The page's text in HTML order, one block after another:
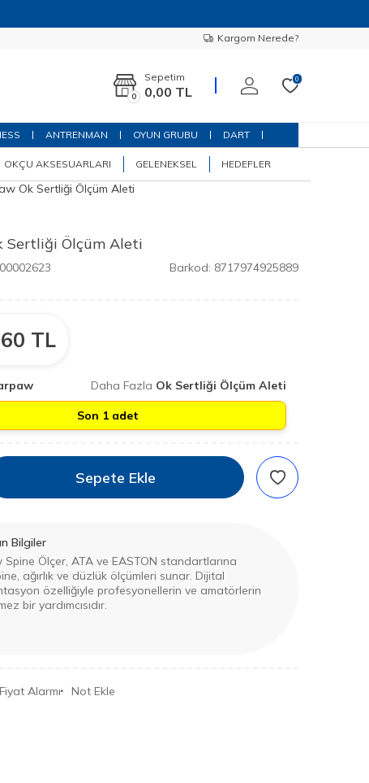
Kargom Nerede?
0
Sepetim
0,00 TL
0
ANTRENMAN OYUN GRUBU DART
OKÇU AKSESUARLARI GELENEKSEL HEDEFLER
Ok Sertliği Ölçüm Aleti
Sertliği Ölçüm Aleti
Barkod: 8717974925889
TL
Daha Fazla Ok Sertliği Ölçüm Aleti
Son 1 adet
Sepete Ekle
Bilgiler
Spine Ölçer, ATA ve EASTON standartlarına
ağırlık ve düzlük ölçümleri sunar. Dijital
özelliğiyle profesyonellerin ve amatörlerin
bir yardımcısıdır.
Fiyat Alarmı Not Ekle